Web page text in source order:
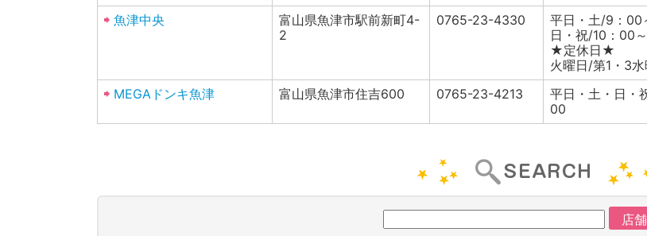
魚津中央
富山県魚津市駅前新町4-
2
0765-23-4330
平日・土/9：00
日・祝/10：00
★定休日★
火曜日/第1・3水
MEGAドンキ魚津
富山県魚津市住吉600 0765-23-4213
平日・土・日・
00